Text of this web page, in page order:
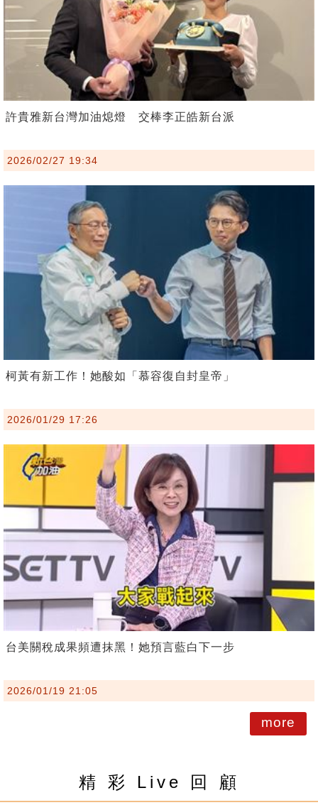
許貴雅新台灣加油熄燈 交棒李正皓新台派
2026/02/27 19:34
柯黃有新工作！她酸如「慕容復自封皇帝」
2026/01/29 17:26
台美關稅成果頻遭抹黑！她預言藍白下一步
2026/01/19 21:05
more
精 彩 Live 回 顧